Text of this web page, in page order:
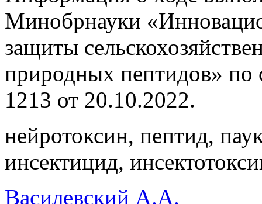
Минобрнауки
защиты
природных пептидов»
1213 от 20.10.2022.
нейротоксин, пептид,
инсектицид,
Василевский А.А.